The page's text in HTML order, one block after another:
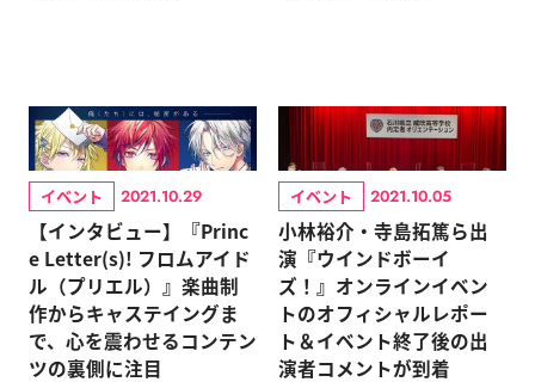
イベント 2021.10.29
【インタビュー】『Princ
e Letter(s)! フロムアイド
ル（プリエル）』楽曲制
作からキャステイングま
で、心を震わせるコンテン
ツの裏側に注目
イベント 2021.10.05
小林裕介・寺島拓篤ら出
演『ウインドボーイ
ズ！』オンラインイベン
トのオフィシャルレポー
ト＆イベント終了後の出
演者コメントが到着